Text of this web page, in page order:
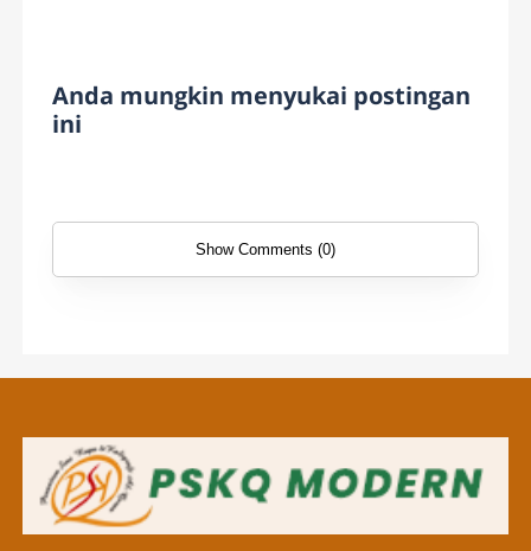
Anda mungkin menyukai postingan
ini
Show Comments (0)